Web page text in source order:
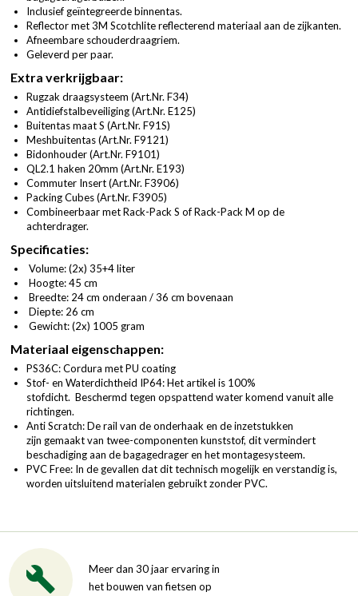
Inclusief geïntegreerde binnentas.
Reflector met 3M Scotchlite reflecterend materiaal aan de zijkanten.
Afneembare schouderdraagriem.
Geleverd per paar.
Extra verkrijgbaar:
Rugzak draagsysteem (Art.Nr. F34)
Antidiefstalbeveiliging (Art.Nr. E125)
Buitentas maat S (Art.Nr. F91S)
Meshbuitentas (Art.Nr. F9121)
Bidonhouder (Art.Nr. F9101)
QL2.1 haken 20mm (Art.Nr. E193)
Commuter Insert (Art.Nr. F3906)
Packing Cubes (Art.Nr. F3905)
Combineerbaar met Rack-Pack S of Rack-Pack M op de
achterdrager.
Specificaties:
Volume: (2x) 35+4 liter
Hoogte: 45 cm
Breedte: 24 cm onderaan / 36 cm bovenaan
Diepte: 26 cm
Gewicht: (2x) 1005 gram
Materiaal eigenschappen:
PS36C: Cordura met PU coating
Stof- en Waterdichtheid IP64: Het artikel is 100%
stofdicht. Beschermd tegen opspattend water komend vanuit alle
richtingen.
Anti Scratch: De rail van de onderhaak en de inzetstukken
zijn gemaakt van twee-componenten kunststof, dit vermindert
beschadiging aan de bagagedrager en het montagesysteem.
PVC Free: In de gevallen dat dit technisch mogelijk en verstandig is,
worden uitsluitend materialen gebruikt zonder PVC.
Meer dan 30 jaar ervaring in
het bouwen van fietsen op